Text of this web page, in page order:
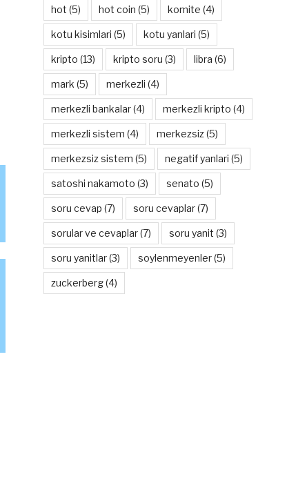
hot (5) hot coin (5) komite (4)
kotu kisimlari (5) kotu yanlari (5)
kripto (13) kripto soru (3) libra (6)
mark (5) merkezli (4)
merkezli bankalar(4) merkezli kripto (4)
merkezli sistem (4) merkezsiz(5)
merkezsiz sistem (5) negatif yanlari (5)
satoshi nakamoto (3) senato (5)
soru cevap (7) soru cevaplar(7)
sorular ve cevaplar(7) soru yanit (3)
soru yanitlar(3) soylenmeyenler(5)
zuckerberg(4)